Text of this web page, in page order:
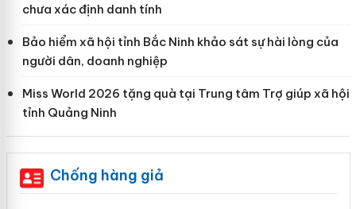
chưa xác định danh tính
Bảo hiểm xã hội tỉnh Bắc Ninh khảo sát sự hài lòng của
người dân, doanh nghiệp
Miss World 2026 tặng quà tại Trung tâm Trợ giúp xã hội
tỉnh Quảng Ninh
Chống hàng giả